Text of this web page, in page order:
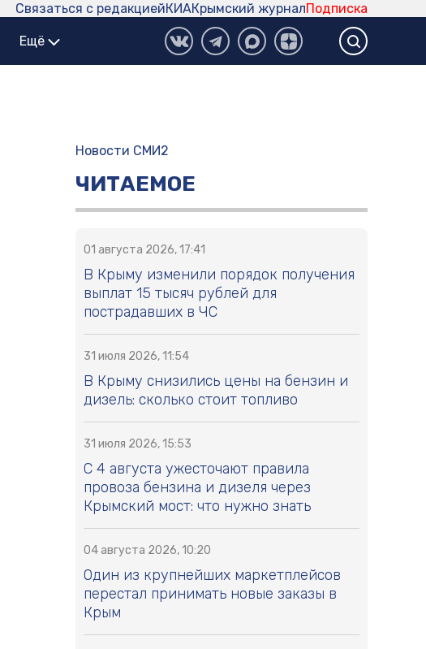
Подписка
Крымский журнал
КИА
Связаться с редакцией
Ещё
Новости СМИ2
ЧИТАЕМОЕ
01 августа 2026, 17:41
В Крыму изменили порядок получения
выплат 15 тысяч рублей для
пострадавших в ЧС
31 июля 2026, 11:54
В Крыму снизились цены на бензин и
дизель: сколько стоит топливо
31 июля 2026, 15:53
С 4 августа ужесточают правила
провоза бензина и дизеля через
Крымский мост: что нужно знать
04 августа 2026, 10:20
Один из крупнейших маркетплейсов
перестал принимать новые заказы в
Крым